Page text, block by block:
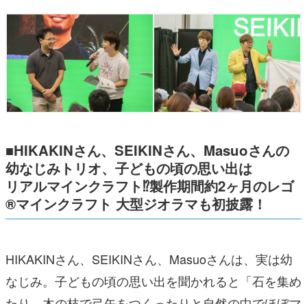
■HIKAKINさん、SEIKINさん、Masuoさんの
幼なじみトリオ、子どもの頃の思い出は
リアルマインクラフト⁉製作期間約2ヶ月のレゴ
®マインクラフト 大型ジオラマも初披露！
HIKAKINさん、SEIKINさん、Masuoさんは、実は幼
なじみ。子どもの頃の思い出を聞かれると「石を集め